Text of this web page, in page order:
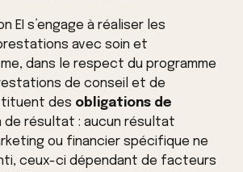
EI s’engage à réaliser les
avec soin et
dans le respect du programme
de conseil et de
des obligations de
de résultat : aucun résultat
ou financier spécifique ne
ceux-ci dépendant de facteurs